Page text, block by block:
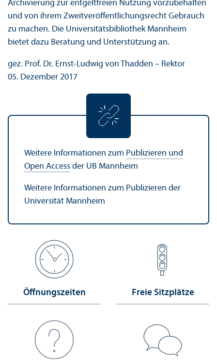
Archivierung zur entgeltfreien Nutzung vorzubehalten
und von ihrem Zweit­veröffentlichungs­recht Gebrauch
zu machen. Die Universitäts­bibliothek Mannheim
bietet dazu Beratung und Unter­stützung an.
gez. Prof. Dr. Ernst-Ludwig von Thadden – Rektor
05. Dezember 2017
Weitere Informationen zum Publizieren und
Open Access der UB Mannheim
Weitere Informationen zum Publizieren der
Universität Mannheim
Öffnungs­zeiten Freie Sitzplätze